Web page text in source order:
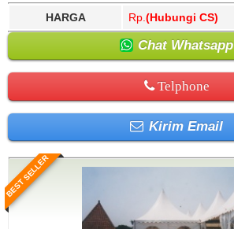
HARGA Rp. (Hubungi CS)
Chat Whatsapp
Telphone
Kirim Email
BEST SELLER